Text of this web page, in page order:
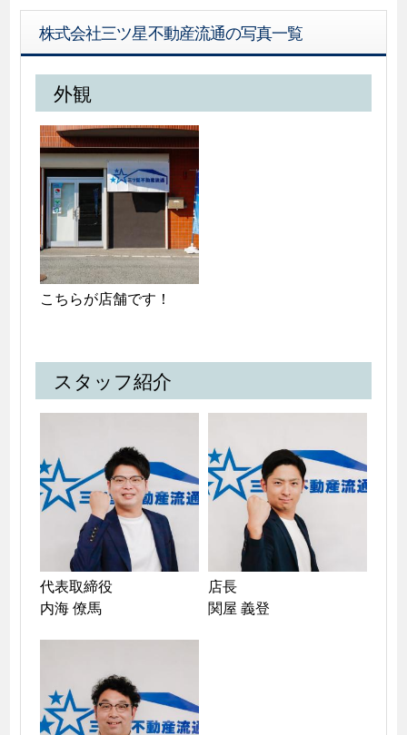
株式会社三ツ星不動産流通の写真一覧
外観
こちらが店舗です！
スタッフ紹介
代表取締役
内海 僚馬
店長
関屋 義登